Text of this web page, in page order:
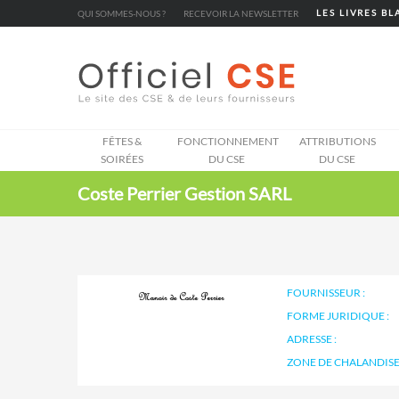
QUI SOMMES-NOUS ? RECEVOIR LA NEWSLETTER LES LIVRES
FÊTES &
SOIRÉES
FONCTIONNEMENT
DU CSE
ATTRIBUTIONS
DU CSE
Coste Perrier Gestion SARL
FOURNISSEUR :
FORME JURIDIQUE :
ADRESSE :
ZONE DE
Cookies management panel